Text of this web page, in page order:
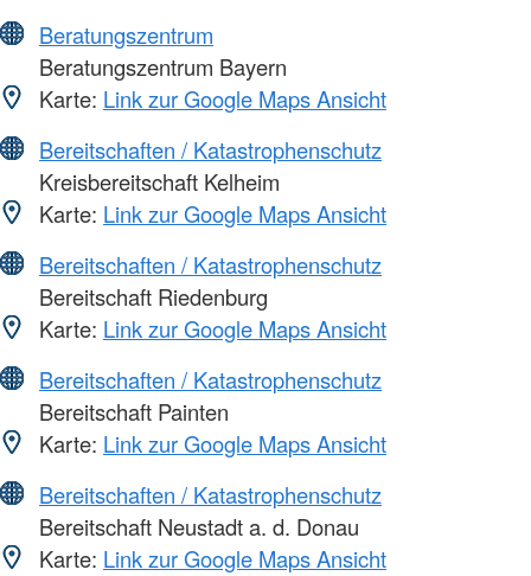
Beratungszentrum
Beratungszentrum Bayern
Karte: Link zur Google Maps Ansicht
Bereitschaften / Katastrophenschutz
Kreisbereitschaft Kelheim
Karte: Link zur Google Maps Ansicht
Bereitschaften / Katastrophenschutz
Bereitschaft Riedenburg
Karte: Link zur Google Maps Ansicht
Bereitschaften / Katastrophenschutz
Bereitschaft Painten
Karte: Link zur Google Maps Ansicht
Bereitschaften / Katastrophenschutz
Bereitschaft Neustadt a. d. Donau
Karte: Link zur Google Maps Ansicht